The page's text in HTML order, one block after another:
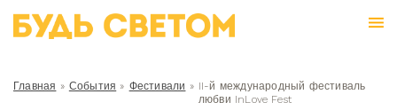
Главная » События » Фестивали » II-й международный фестиваль
любви InLove Fest